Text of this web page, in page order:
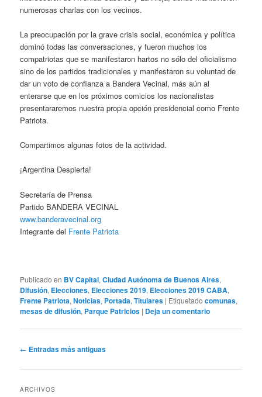
numerosas charlas con los vecinos.
La preocupación por la grave crisis social, económica y política
dominó todas las conversaciones, y fueron muchos los
compatriotas que se manifestaron hartos no sólo del oficialismo
sino de los partidos tradicionales y manifestaron su voluntad de
dar un voto de confianza a Bandera Vecinal, más aún al
enterarse que en los próximos comicios los nacionalistas
presentararemos nuestra propia opción presidencial como Frente
Patriota.
Compartimos algunas fotos de la actividad.
¡Argentina Despierta!
Secretaría de Prensa
Partido BANDERA VECINAL
www.banderavecinal.org
Integrante del Frente Patriota
Publicado en BV Capital,Ciudad Autónoma de Buenos Aires,
Difusión, Elecciones, Elecciones 2019, Elecciones 2019 CABA,
Frente Patriota,Noticias, Portada,Titulares | Etiquetado comunas,
mesas de difusión, Parque Patricios | Deja un comentario
Navegación
entradas
← Entradas más antiguas
ARCHIVOS